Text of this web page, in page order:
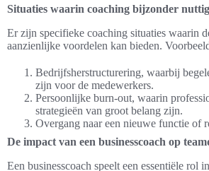
Situaties waarin coaching bijzonder
Er zijn specifieke coaching situaties waarin
aanzienlijke voordelen kan bieden.
Bedrijfsherstructurering, waarbij
zijn voor de medewerkers.
Persoonlijke burn-out, waarin
strategieën van groot belang zijn.
Overgang naar een nieuwe functie of
De impact van een businesscoach op
Een businesscoach speelt een essentiële rol